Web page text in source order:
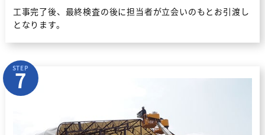
工事完了後、最終検査の後に担当者が立会いのもとお引渡し
となります。
STEP
7